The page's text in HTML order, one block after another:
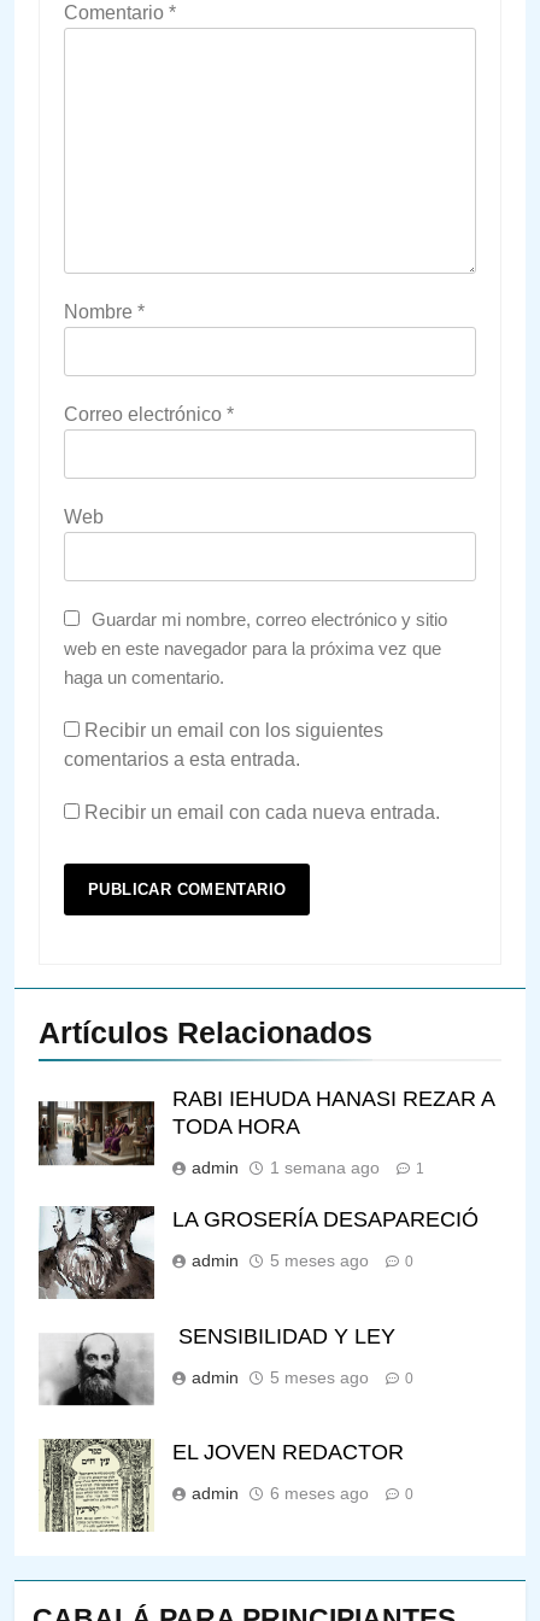
Comentario *
Nombre *
Correo electrónico *
Web
Guardar mi nombre, correo electrónico y sitio
web en este navegador para la próxima vez que
haga un comentario.
Recibir un email con los siguientes
comentarios a esta entrada.
Recibir un email con cada nueva entrada.
Artículos Relacionados
RABI IEHUDA HANASI REZAR A
TODA HORA
admin 1 semana ago 1
LA GROSERÍA DESAPARECIÓ
admin 5 meses ago 0
SENSIBILIDAD Y LEY
admin 5 meses ago 0
EL JOVEN REDACTOR
admin 6 meses ago 0